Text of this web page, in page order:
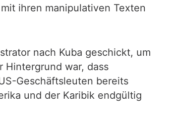
ihren manipulativen Texten
nach Kuba geschickt, um
Hintergrund war, dass
Geschäftsleuten bereits
und der Karibik endgültig